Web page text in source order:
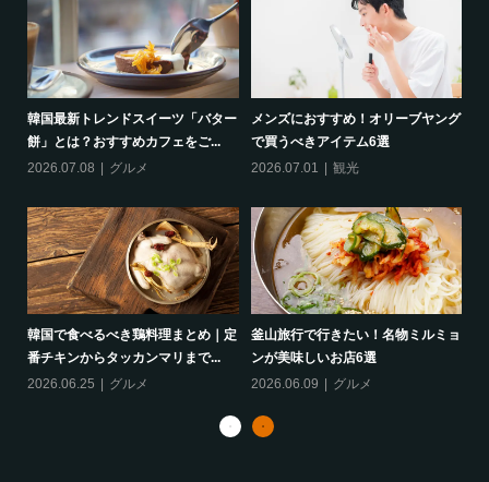
韓国最新トレンドスイーツ「バター
餅」とは？おすすめカフェをご...
2026.07.08
グルメ
メンズにおすすめ！オリーブヤング
で買うべきアイテム6選
2026.07.01
観光
韓国で食べるべき鶏料理まとめ｜定
番チキンからタッカンマリまで...
2026.06.25
グルメ
釜山旅行で行きたい！名物ミルミョ
ンが美味しいお店6選
2026.06.09
グルメ